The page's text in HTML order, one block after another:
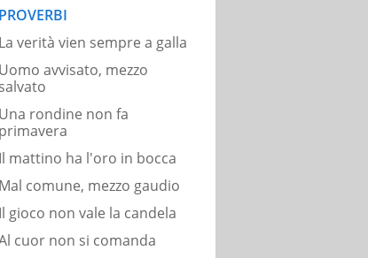
PROVERBI
La verità vien sempre a galla
Uomo avvisato, mezzo
salvato
Una rondine non fa
primavera
Il mattino ha l'oro in bocca
Mal comune, mezzo gaudio
Il gioco non vale la candela
cuor non si comanda